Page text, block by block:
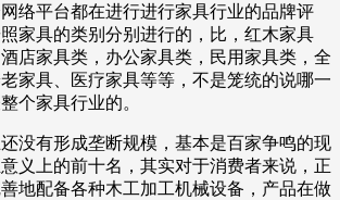
络平台都在进行进行家具行业的品牌评
家具的类别分别进行的，比，红木家具
店家具类，办公家具类，民用家具类，全
家具、医疗家具等等，不是笼统的说哪一
个家具行业的。
没有形成垄断规模，基本是百家争鸣的现
义上的前十名，其实对于消费者来说，正
地配备各种木工加工机械设备，产品在做